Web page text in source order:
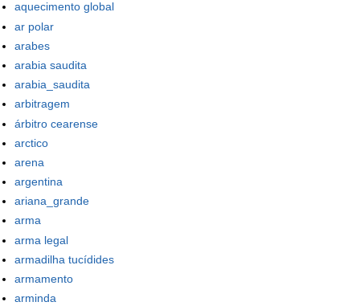
aquecimento global
ar polar
arabes
arabia saudita
arabia_saudita
arbitragem
árbitro cearense
arctico
arena
argentina
ariana_grande
arma
arma legal
armadilha tucídides
armamento
arminda